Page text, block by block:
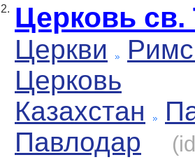
2. Церковь
Церкви
Церковь
Казахстан
Павлодар